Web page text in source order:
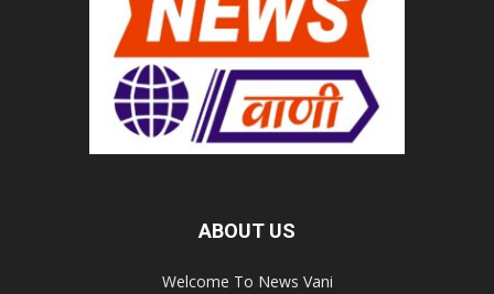
ABOUT US
Welcome To News Vani